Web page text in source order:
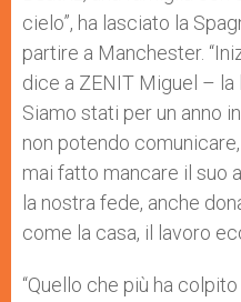
cielo”, ha lasciato la
partire a Manchester.
dice a ZENIT Miguel – la
Siamo stati per un anno
non potendo
mai fatto mancare il suo
la nostra fede, anche
come la casa, il lavoro
“Quello che più ha